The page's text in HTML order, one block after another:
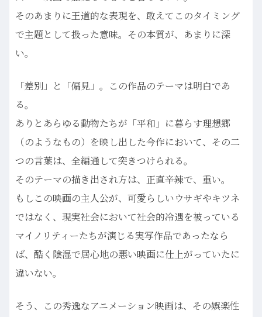
そのあまりに王道的な表現を、敢えてこのタイミング
で主題として扱った意味。その本質が、あまりに深
い。
「差別」と「偏見」。この作品のテーマは明白であ
る。
ありとあらゆる動物たちが「平和」に暮らす理想郷
（のようなもの）を映し出した今作において、その二
つの言葉は、全編通して突きつけられる。
そのテーマの描き出され方は、正直辛辣で、重い。
もしこの映画の主人公が、可愛らしいウサギやキツネ
ではなく、現実社会において社会的冷遇を被っている
マイノリティーたちが演じる実写作品であったなら
ば、酷く陰湿で居心地の悪い映画に仕上がっていたに
違いない。
そう、この秀逸なアニメーション映画は、その娯楽性